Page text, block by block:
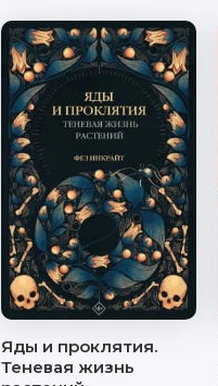
Яды и проклятия.
Теневая жизнь